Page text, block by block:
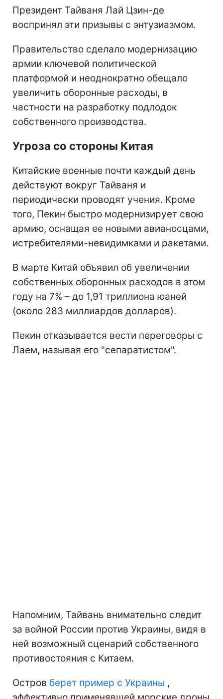
Президент Тайваня Лай Цзин-де
воспринял эти призывы с энтузиазмом.
Правительство сделало модернизацию
армии ключевой политической
платформой и неоднократно обещало
увеличить оборонные расходы, в
частности на разработку подлодок
собственного производства.
Угроза со стороны Китая
Китайские военные почти каждый день
действуют вокруг Тайваня и
периодически проводят учения. Кроме
того, Пекин быстро модернизирует свою
армию, оснащая ее новыми авианосцами,
истребителями-невидимками и ракетами.
В марте Китай объявил об увеличении
собственных оборонных расходов в этом
году на 7% – до 1,91 триллиона юаней
(около 283 миллиардов долларов).
Пекин отказывается вести переговоры с
Лаем, называя его "сепаратистом".
Напомним, Тайвань внимательно следит
за войной России против Украины, видя в
ней возможный сценарий собственного
противостояния с Китаем.
Остров берет пример с Украины ,